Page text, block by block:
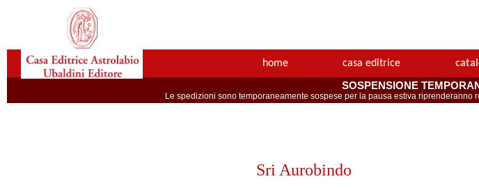
home casa editrice
SOSPENSIONE
Le spedizioni sono temporaneamente sospese per la pausa estiva
Sri Aurobindo